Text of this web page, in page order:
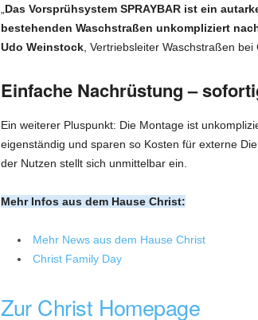
Das Vorsprühsystem SPRAYBAR ist ein
bestehenden Waschstraßen unkompliziert
Udo Weinstock, Vertriebsleiter Waschstraßen bei
Einfache Nachrüstung –
Ein weiterer Pluspunkt: Die Montage ist
eigenständig und sparen so Kosten für externe
der Nutzen stellt sich unmittelbar ein.
Mehr Infos aus dem Hause Christ:
Mehr News aus dem Hause Christ
Christ Family Day
Zur Christ Homepage